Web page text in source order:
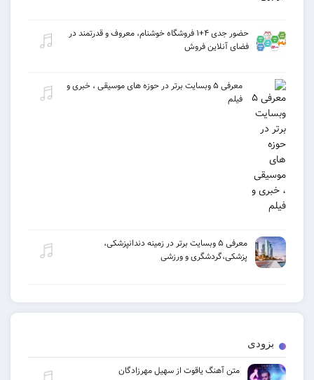
حضور جدی ۴+۱ فروشگاه خوشنام، معروف و قدرتمند در
فضای آنلاین فروش
معرفی ۵ وبسایت برتر در حوزه های موسیقی ، خبری و
معرفی ۵ وبسایت برتر در زمینه دندانپزشکی،
پزشکی،گردشگری و ورزشی
متن آهنگ یاقوت از سهیل مهرزادگان